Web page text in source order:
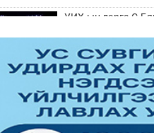
УИХ-ын дарга
шалгаруулах
тамирчдад
17 цаг 22 мин
The MongolZ
ба BLAST Bounty
тэмцээний тойм
17 цаг 25 мин